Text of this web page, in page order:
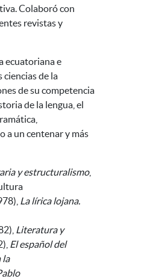
Colaboró con
revistas y
ecuatoriana e
ciencias de la
de su competencia
de la lengua, el
a un centenar y más
y estructuralismo,
La lírica lojana.
Literatura y
El español del
la